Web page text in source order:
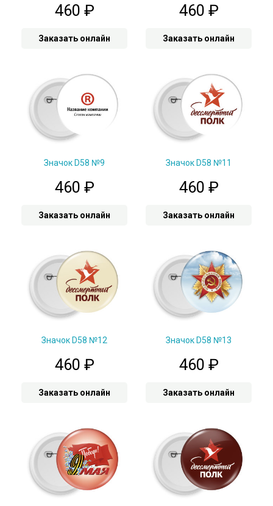
460 ₽
Заказать онлайн
460 ₽
Заказать онлайн
Значок D58 №9
460 ₽
Заказать онлайн
Значок D58 №11
460 ₽
Заказать онлайн
Значок D58 №12
460 ₽
Заказать онлайн
Значок D58 №13
460 ₽
Заказать онлайн